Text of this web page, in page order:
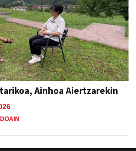
Ainhoa Aiertzarekin